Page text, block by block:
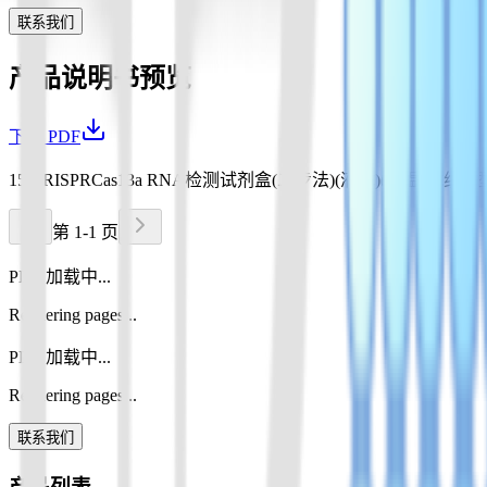
联系我们
产品说明书预览
下载 PDF
15 CRISPRCas13a RNA检测试剂盒(二步法)(液体)(恒温-试纸条
第 1-1 页
PDF 加载中...
Rendering pages...
PDF 加载中...
Rendering pages...
联系我们